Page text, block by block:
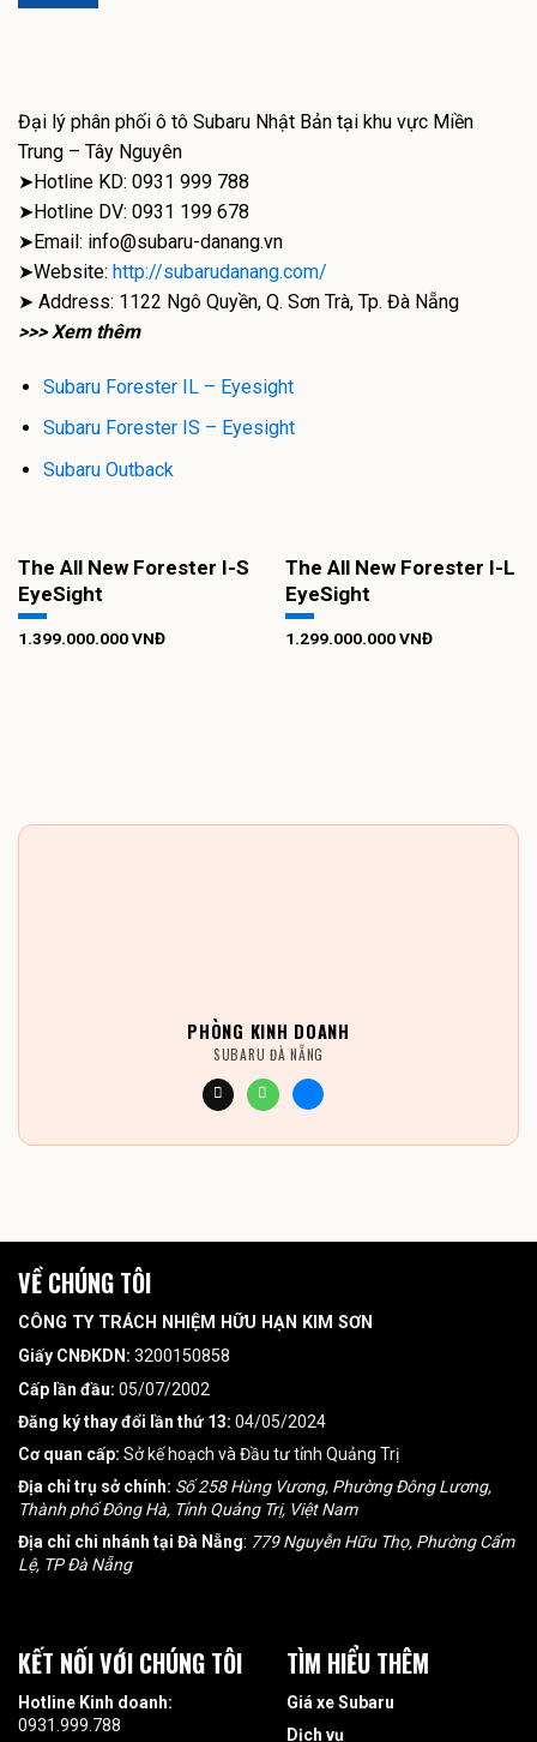
Đại lý phân phối ô tô Subaru Nhật Bản tại khu vực Miền
Trung – Tây Nguyên
➤Hotline KD: 0931 999 788
➤Hotline DV: 0931 199 678
➤Email: info@subaru-danang.vn
➤Website: http://subarudanang.com/
➤ Address: 1122 Ngô Quyền, Q. Sơn Trà, Tp. Đà Nẵng
>>> Xem thêm
Subaru Forester IL – Eyesight
Subaru Forester IS – Eyesight
Subaru Outback
The All New Forester I-S
EyeSight
1.399.000.000VNĐ
The All New Forester I-L
EyeSight
1.299.000.000VNĐ
PHÒNG KINH DOANH
SUBARU ĐÀ NẴNG
VỀ CHÚNG TÔI
CÔNG TY TRÁCH NHIỆM HỮU HẠN KIM SƠN
Giấy CNĐKDN: 3200150858
Cấp lần đầu: 05/07/2002
Đăng ký thay đổi lần thứ 13: 04/05/2024
Cơ quan cấp: Sở kế hoạch và Đầu tư tỉnh Quảng Trị
Địa chỉ trụ sở chính: Số 258 Hùng Vương, Phường Đông Lương,
Thành phố Đông Hà, Tỉnh Quảng Trị, Việt Nam
Địa chỉ chi nhánh tại Đà Nẵng: 779 Nguyễn Hữu Thọ, Phường Cẩm
Lệ, TP Đà Nẵng
KẾT NỐI VỚI CHÚNG TÔI
Hotline Kinh doanh:
0931.999.788
TÌM HIỂU THÊM
Giá xe Subaru
Dịch vụ